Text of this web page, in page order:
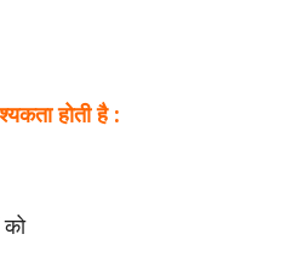
होती है :